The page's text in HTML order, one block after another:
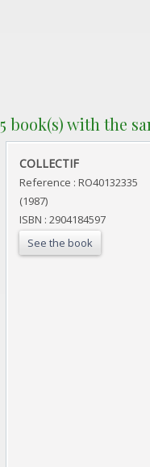
5 book(s) with the
‎COLLECTIF‎
Reference : RO40132335
(1987)
ISBN : 2904184597
See the book